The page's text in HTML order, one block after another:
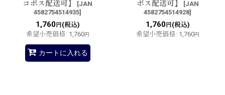
コポス配送可】
[JAN
4582754514935]
1,760円(税込)
希望小売価格: 1,760円
カートに入れる
ポス配送可】
[JAN
4582754514928]
1,760円(税込)
希望小売価格: 1,760円